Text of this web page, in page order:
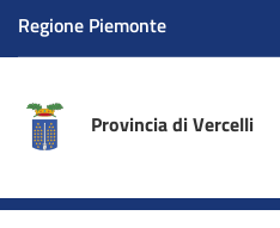
Regione Piemonte
Provincia di Vercelli